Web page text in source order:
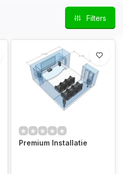
Filters
Premium Installatie